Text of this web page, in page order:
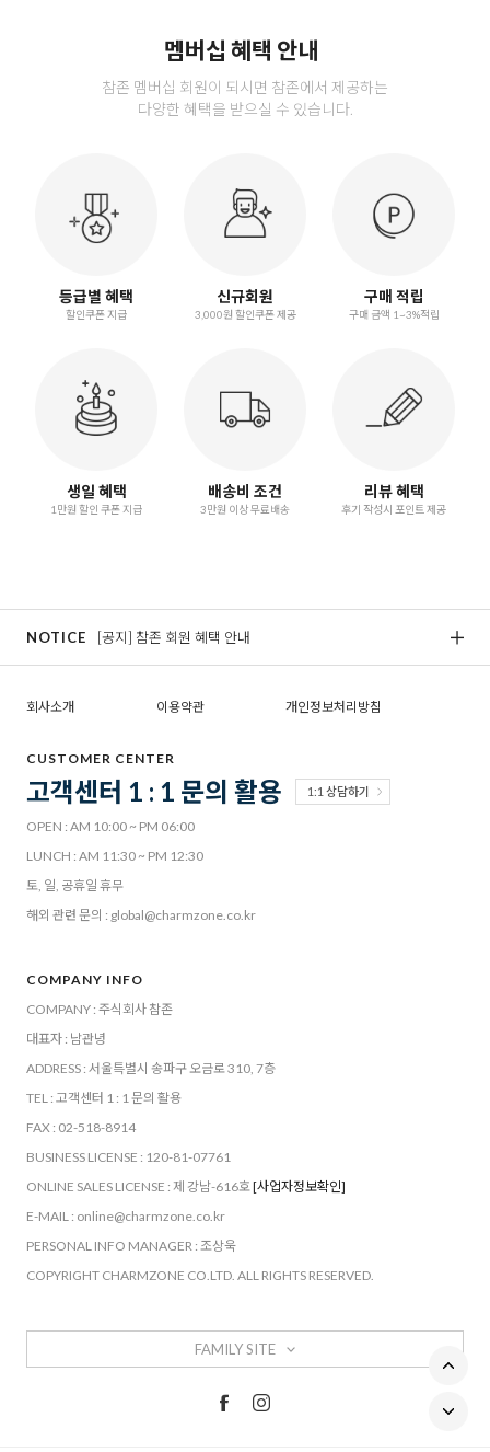
멤버십 혜택 안내
참존 멤버십 회원이 되시면 참존에서 제공하는
다양한 혜택을 받으실 수 있습니다.
등급별 혜택
할인쿠폰 지급
신규회원
3,000원 할인쿠폰 제공
구매 적립
구매 금액 1~3%적립
생일 혜택
1만원 할인 쿠폰 지급
배송비 조건
3만원 이상 무료배송
리뷰 혜택
후기 작성시 포인트 제공
NOTICE [공지] 참존 회원 혜택 안내
회사소개 이용약관 개인정보처리방침
CUSTOMER CENTER
고객센터 1 : 1 문의 활용 1:1 상담하기
OPEN : AM 10:00 ~ PM 06:00
LUNCH : AM 11:30 ~ PM 12:30
토, 일, 공휴일 휴무
해외 관련 문의 : global@charmzone.co.kr
COMPANY INFO
COMPANY : 주식회사 참존
대표자 : 남관녕
ADDRESS : 서울특별시 송파구 오금로 310, 7층
TEL : 고객센터 1 : 1 문의 활용
FAX : 02-518-8914
BUSINESS LICENSE : 120-81-07761
ONLINE SALES LICENSE : 제 강남-616호[사업자정보확인]
E-MAIL : online@charmzone.co.kr
PERSONAL INFO MANAGER : 조상욱
COPYRIGHT CHARMZONE CO.LTD. ALL RIGHTS RESERVED.
FAMILY SITE